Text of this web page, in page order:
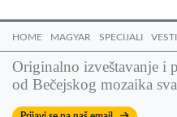
HOME MAGYAR SPECIJALI VESTI
Originalno izveštavanje i
od Bečejskog mozaika